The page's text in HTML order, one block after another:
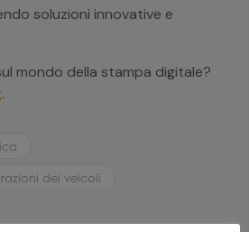
soluzioni innovative e
mondo della stampa digitale?
.
dei veicoli